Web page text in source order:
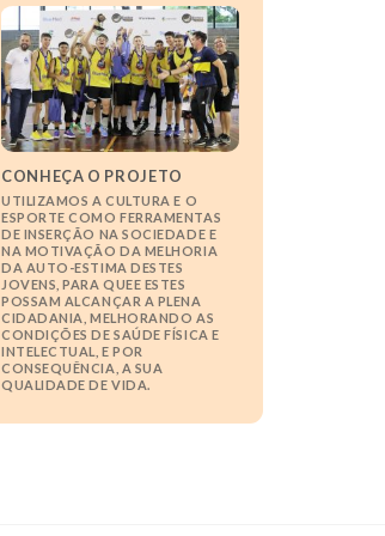
CONHEÇA O PROJETO
UTILIZAMOS A CULTURA E O
ESPORTE COMO FERRAMENTAS
DE INSERÇÃO NA SOCIEDADE E
NA MOTIVAÇÃO DA MELHORIA
DA AUTO-ESTIMA DESTES
JOVENS, PARA QUEE ESTES
POSSAM ALCANÇAR A PLENA
CIDADANIA, MELHORANDO AS
CONDIÇÕES DE SAÚDE FÍSICA E
INTELECTUAL, E POR
CONSEQUÊNCIA, A SUA
QUALIDADE DE VIDA.